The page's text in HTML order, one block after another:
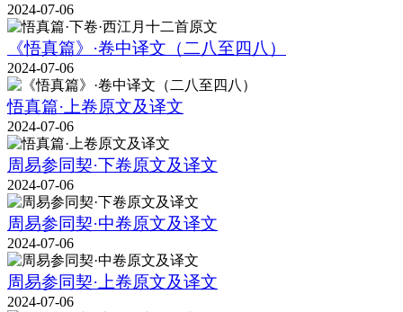
2024-07-06
《悟真篇》·卷中译文（二八至四八）
2024-07-06
悟真篇·上卷原文及译文
2024-07-06
周易参同契·下卷原文及译文
2024-07-06
周易参同契·中卷原文及译文
2024-07-06
周易参同契·上卷原文及译文
2024-07-06